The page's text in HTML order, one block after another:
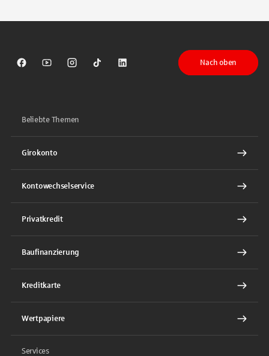
Sparkasse auf Facebook
Sparkasse auf Youtube
Sparkasse auf Instagram
Sparkasse auf TikTok
Sparkasse auf LinkedIn
Nach oben
Beliebte Themen
Girokonto
Kontowechselservice
Privatkredit
Baufinanzierung
Kreditkarte
Wertpapiere
Services